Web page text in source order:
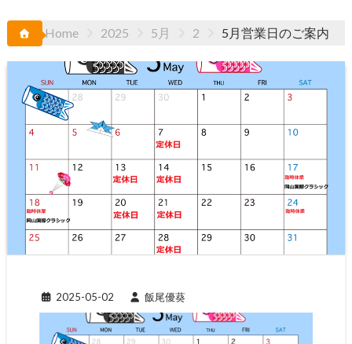
Home 2025 5月 2 5月営業日のご案内
2025-05-02 飯尾優葵